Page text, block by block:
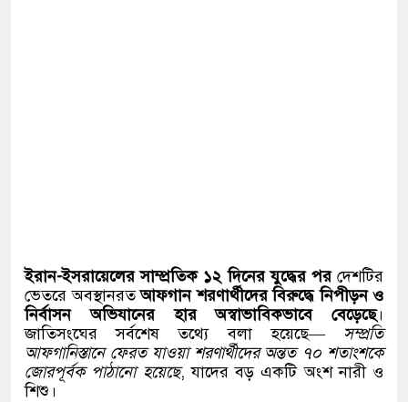
ইরান-ইসরায়েলের সাম্প্রতিক ১২ দিনের যুদ্ধের পরদেশটির
ভেতরে অবস্থানরতআফগান শরণার্থীদের বিরুদ্ধে নিপীড়ন ও
নির্বাসন অভিযানের হার অস্বাভাবিকভাবে বেড়েছে।
জাতিসংঘের সর্বশেষ তথ্যে বলা হয়েছে— সম্প্রতি
আফগানিস্তানে ফেরত যাওয়া শরণার্থীদের অন্তত ৭০ শতাংশকে
জোরপূর্বক পাঠানো হয়েছে, যাদের বড় একটি অংশ নারী ও
শিশু।